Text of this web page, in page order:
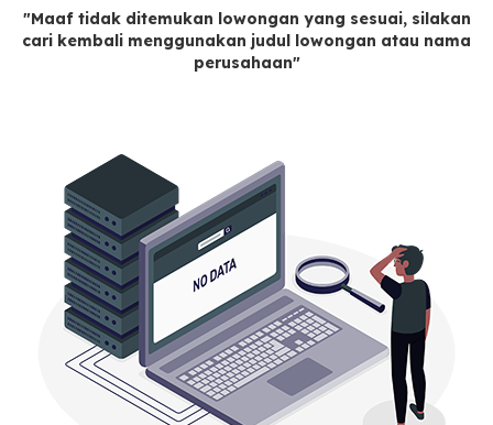
"Maaf tidak ditemukan lowongan yang sesuai, silakan
cari kembali menggunakan judul lowongan atau nama
perusahaan"